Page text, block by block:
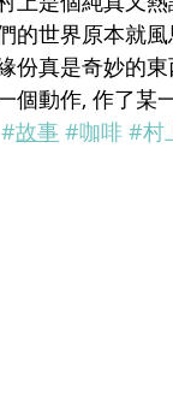
的世界原本就風
份真是奇妙的
個動作, 作了某
#故事 #咖啡 #村